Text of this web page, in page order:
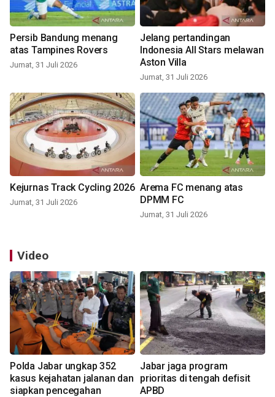
Persib Bandung menang
atas Tampines Rovers
Jumat, 31 Juli 2026
Jelang pertandingan
Indonesia All Stars melawan
Aston Villa
Jumat, 31 Juli 2026
Kejurnas Track Cycling 2026
Jumat, 31 Juli 2026
Arema FC menang atas
DPMM FC
Jumat, 31 Juli 2026
Video
Polda Jabar ungkap 352
kasus kejahatan jalanan dan
siapkan pencegahan
Jabar jaga program
prioritas di tengah defisit
APBD